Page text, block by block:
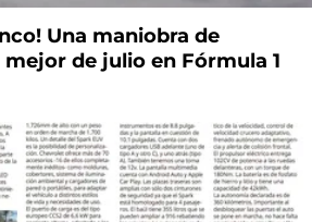
Una maniobra de
de julio en Fórmula 1